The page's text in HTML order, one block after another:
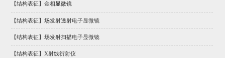
【结构表征】金相显微镜
【结构表征】场发射透射电子显微镜
【结构表征】场发射扫描电子显微镜
【结构表征】X射线衍射仪